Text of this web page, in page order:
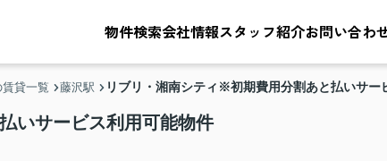
物件検索会社情報スタッフ紹介お問い合わ
貸一覧 藤沢駅 リブリ・湘南シティ※初期費用分割あと払いサー
いサービス利用可能物件